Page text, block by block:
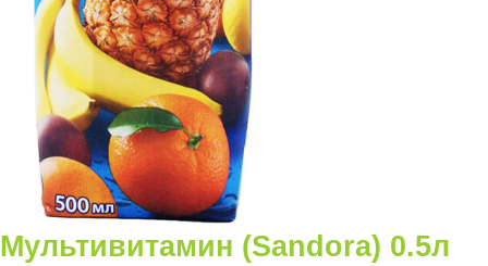
Мультивитамин (Sandora) 0.5л